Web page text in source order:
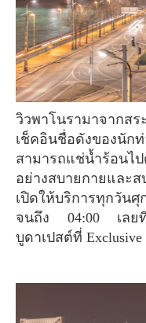
วิวพาโนรามาจากสระว่ายน้ำบนรูฟท็อปนั้นถือเป็นจุด
เช็คอินชื่อดังของนั
สามารถแช่น้ำร้อนไ
อย่างสบายกายแล
เปิดให้บริการทุกวัน
จนถึง 04:00 เลยที
บูดาเปสต์ที่ Exclusive